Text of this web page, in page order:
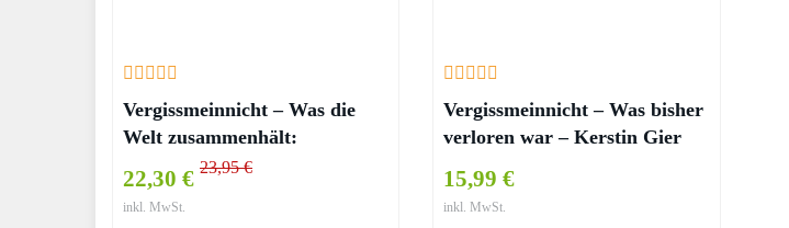
Vergissmeinnicht – Was die
Welt zusammenhält:
Vergissmeinnicht 3 – Kerstin
Gier
22,30 € 23,95 €
inkl. MwSt.
Vergissmeinnicht – Was bisher
verloren war – Kerstin Gier
15,99 €
inkl. MwSt.